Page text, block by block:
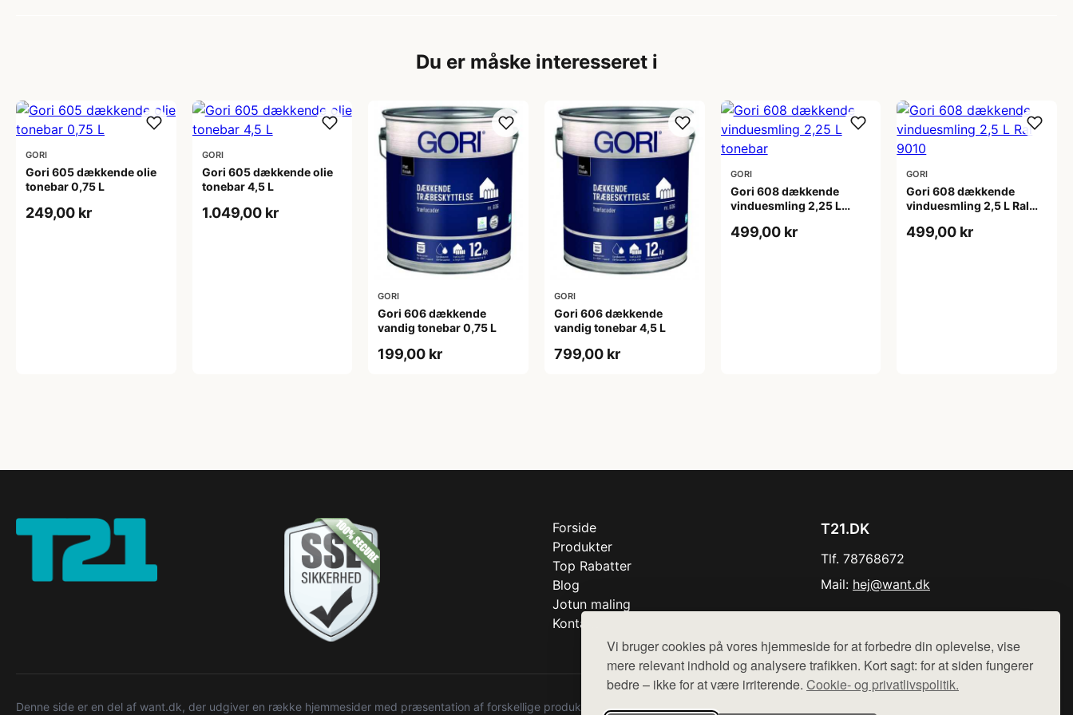
Vi bruger cookies på vores hjemmeside for at forbedre din oplevelse, vise
mere relevant indhold og analysere trafikken. Kort sagt: for at siden fungerer
bedre – ikke for at være irriterende. Cookie- og privatlivspolitik.
Du er måske interesseret i
GORI
Gori 605 dækkende olie
tonebar 0,75 L
249,00 kr
GORI
Gori 605 dækkende olie
tonebar 4,5 L
1.049,00 kr
GORI
Gori 606 dækkende
vandig tonebar 0,75 L
199,00 kr
GORI
Gori 606 dækkende
vandig tonebar 4,5 L
799,00 kr
GORI
Gori 608 dækkende
vinduesmling 2,25 L
499,00 kr
GORI
Gori 608 dækkende
vinduesmling 2,5 L Ral
499,00 kr
Forside
Produkter
Top Rabatter
Blog
Jotun maling
Kontakt
T21.DK
Tlf. 78768672
Mail: hej@want.dk
Denne side er en del af want.dk, der udgiver en række hjemmesider med præsentation af forskellige produkter fra diverse webshops. Der sælges ikke varer fra denne side - vi henviser til de shops,